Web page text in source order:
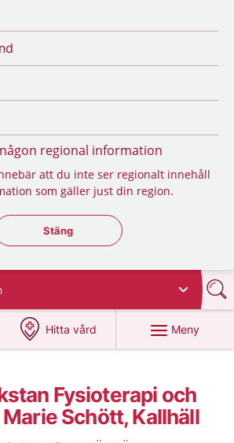
någon regional information
att du inte ser regionalt innehåll
som gäller just din region.
Stäng regionsväljaren
Stäng
Hitta vård
på 1177.se
Meny
Fysioterapi och
Schött, Kallhäll